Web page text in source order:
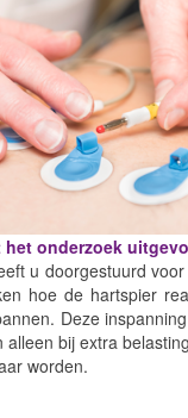
het onderzoek
u doorgestuurd
hoe de hartspier
Deze
alleen bij extra
worden.